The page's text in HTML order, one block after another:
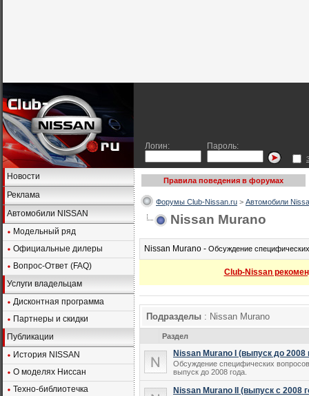
Логин: Пароль:
Новости
Реклама
Автомобили NISSAN
Модельный ряд
Официальные дилеры
Вопрос-Ответ (FAQ)
Услуги владельцам
Дисконтная программа
Партнеры и скидки
Публикации
История NISSAN
О моделях Ниссан
Техно-библиотечка
Правила поведения в форумах
Форумы Club-Nissan.ru > Автомобили
Nissan Murano
Nissan Murano - Обсуждение
Club-Nissan
Подразделы : Nissan Murano
Раздел
Nissan Murano I (выпуск до 2008
Обсуждение специфических
выпуск до 2008 года.
Nissan Murano II (выпуск с 2008